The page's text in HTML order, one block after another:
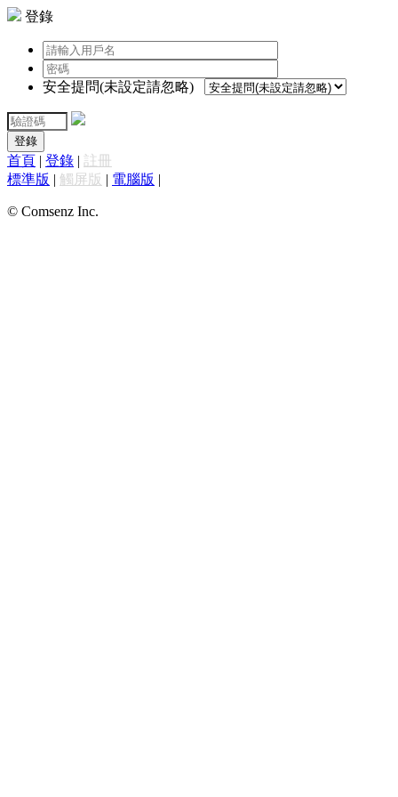
登錄
安全提問(未設定請忽略)
登錄
首頁 | 登錄 | 註冊
標準版 | 觸屏版 | 電腦版 |
© Comsenz Inc.